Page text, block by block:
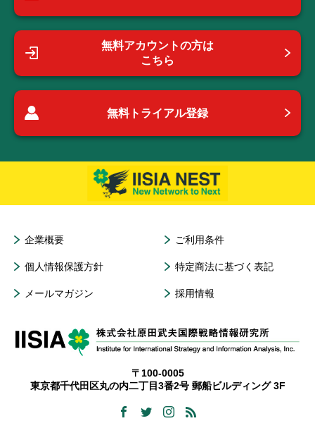
無料アカウントの方は
こちら
無料トライアル登録
企業概要 ご利用条件
個人情報保護方針 特定商法に基づく表記
メールマガジン 採用情報
〒100-0005
東京都千代田区丸の内二丁目3番2号 郵船ビルディング 3F